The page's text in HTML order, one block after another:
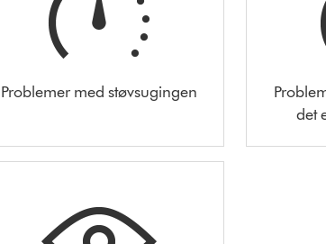
Problemer med støvsugingen
det